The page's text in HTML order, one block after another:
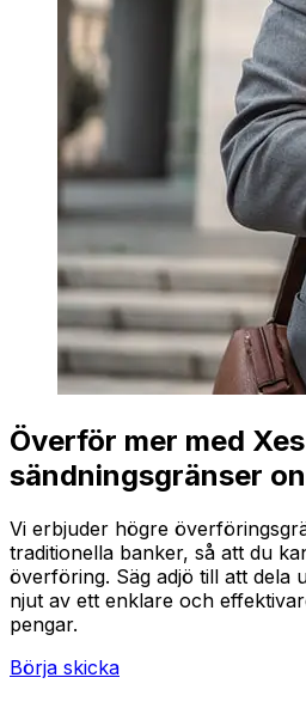
Överför mer med
sändningsgränser
Vi erbjuder högre
traditionella banker, så att du
överföring. Säg adjö till att dela
njut av ett enklare och
pengar.
Börja skicka